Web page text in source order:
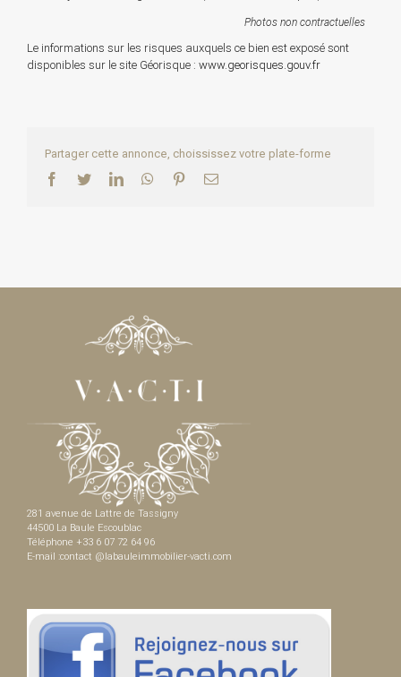
Photos non contractuelles
Le informations sur les risques auxquels ce bien est exposé sont
disponibles sur le site Géorisque : www.georisques.gouv.fr
Partager cette annonce, choississez votre plate-forme
Facebook
TwitterLinkedInWhatsApp
PinterestEmail
281 avenue de Lattre de Tassigny
44500 La Baule Escoublac
Téléphone +33 6 07 72 64 96
E-mail :contact @labauleimmobilier-vacti.com